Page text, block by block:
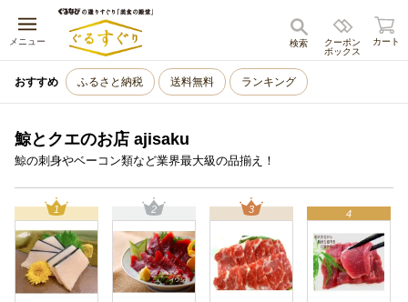
メニュー
キャンセル
クーポン
ボックス
検索 カート
おすすめ ふるさと納税 送料無料 ランキング
鯨とクエのお店 ajisaku
鯨の刺身やベーコン類など業界最大級の品揃え！
1 2 3 4